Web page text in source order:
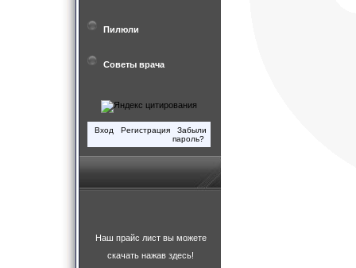
Пилюли
Советы врача
Вход Регистрация
Забыли
пароль?
Наш прайс лист вы можете
скачать нажав здесь!